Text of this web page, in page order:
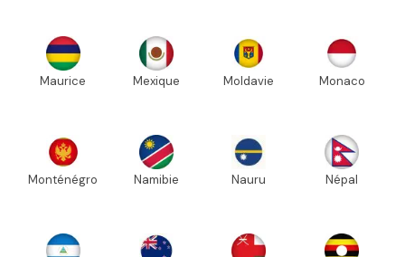
Maurice Mexique Moldavie Monaco
Monténégro Namibie Nauru Népal